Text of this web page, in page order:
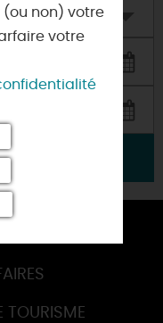
TOURISME
(ou non) votre
votre